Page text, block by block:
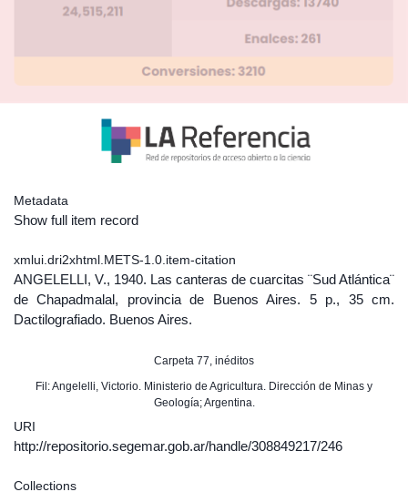
Metadata
Show full item record
xmlui.dri2xhtml.METS-1.0.item-citation
ANGELELLI, V., 1940. Las canteras de cuarcitas ¨Sud Atlántica¨
de Chapadmalal, provincia de Buenos Aires. 5 p., 35 cm.
Dactilografiado. Buenos Aires.
Carpeta 77, inéditos
Fil: Angelelli, Victorio. Ministerio de Agricultura. Dirección de Minas y
Geología; Argentina.
URI
http://repositorio.segemar.gob.ar/handle/308849217/246
Collections